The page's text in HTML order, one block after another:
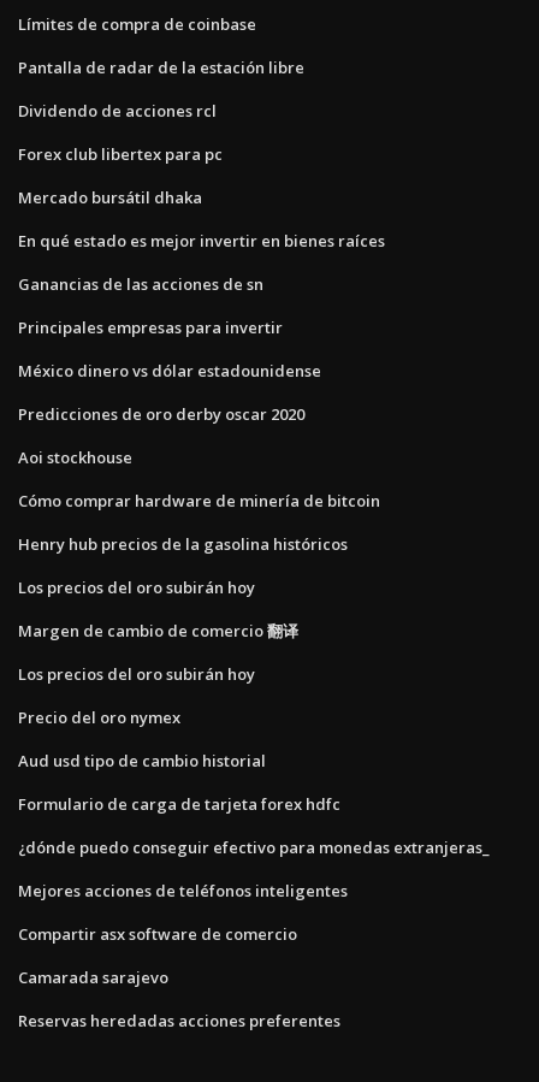
Límites de compra de coinbase
Pantalla de radar de la estación libre
Dividendo de acciones rcl
Forex club libertex para pc
Mercado bursátil dhaka
En qué estado es mejor invertir en bienes raíces
Ganancias de las acciones de sn
Principales empresas para invertir
México dinero vs dólar estadounidense
Predicciones de oro derby oscar 2020
Aoi stockhouse
Cómo comprar hardware de minería de bitcoin
Henry hub precios de la gasolina históricos
Los precios del oro subirán hoy
Margen de cambio de comercio 翻译
Los precios del oro subirán hoy
Precio del oro nymex
Aud usd tipo de cambio historial
Formulario de carga de tarjeta forex hdfc
¿dónde puedo conseguir efectivo para monedas extranjeras_
Mejores acciones de teléfonos inteligentes
Compartir asx software de comercio
Camarada sarajevo
Reservas heredadas acciones preferentes